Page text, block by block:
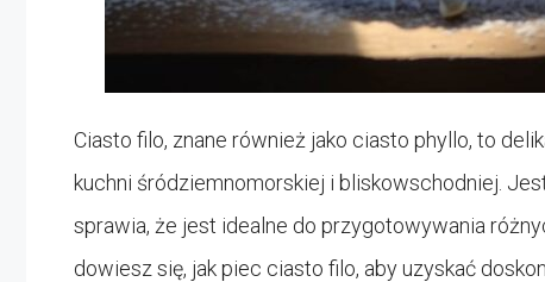
Ciasto filo, znane również jako ciasto phyllo, to
kuchni śródziemnomorskiej i bliskowschodniej.
sprawia, że jest idealne do przygotowywania
dowiesz się, jak piec ciasto filo, aby uzyskać